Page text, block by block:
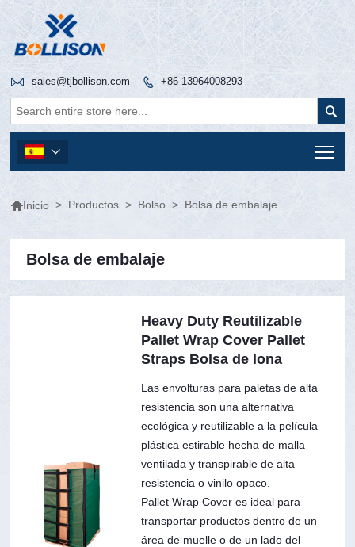
 sales@tjbollison.com  +86-13964008293


Inicio > Productos > Bolso > Bolsa de embalaje
Bolsa de embalaje
Heavy Duty Reutilizable
Pallet Wrap Cover Pallet
Straps Bolsa de lona
Las envolturas para paletas de alta
resistencia son una alternativa
ecológica y reutilizable a la película
plástica estirable hecha de malla
ventilada y transpirable de alta
resistencia o vinilo opaco.
Pallet Wrap Cover es ideal para
transportar productos dentro de un
área de muelle o de un lado del